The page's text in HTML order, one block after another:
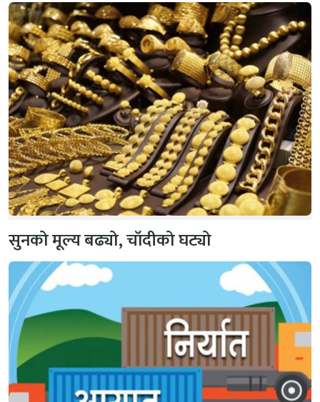
सुनको मूल्य बढ्यो, चाँदीको घट्यो